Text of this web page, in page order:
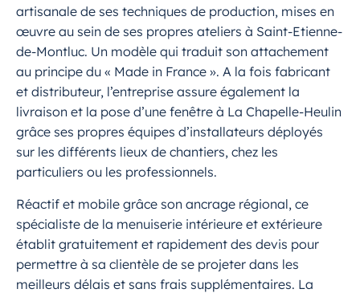
artisanale de ses techniques de production, mises en
œuvre au sein de ses propres ateliers à Saint-Etienne-
de-Montluc. Un modèle qui traduit son attachement
au principe du « Made in France ». A la fois fabricant
et distributeur, l’entreprise assure également la
livraison et la pose d’une fenêtre à La Chapelle-Heulin
grâce ses propres équipes d’installateurs déployés
sur les différents lieux de chantiers, chez les
particuliers ou les professionnels.
Réactif et mobile grâce son ancrage régional, ce
spécialiste de la menuiserie intérieure et extérieure
établit gratuitement et rapidement des devis pour
permettre à sa clientèle de se projeter dans les
meilleurs délais et sans frais supplémentaires. La